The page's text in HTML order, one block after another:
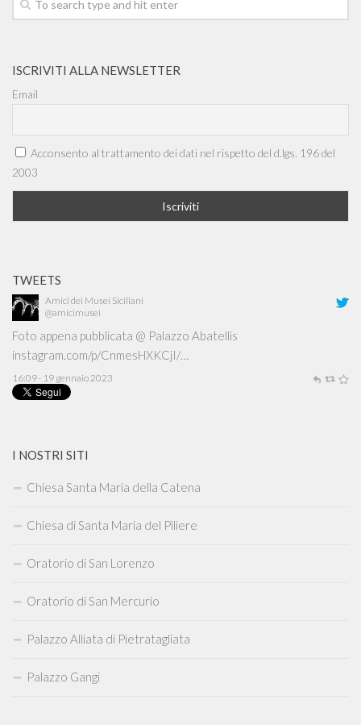
ISCRIVITI ALLA NEWSLETTER
Email
Acconsento al trattamento dei dati nel rispetto del d.lgs. 196 del
2003
TWEETS
Amici dei Musei Siciliani
@amicimusei
Foto appena pubblicata @ Palazzo Abatellis
instagram.com/p/CnmesHXKCjI/…
16:09 · 19 gennaio 2023
I NOSTRI SITI
Chiesa Santa Maria della Catena
Chiesa di Santa Maria del Piliere
Oratorio di San Lorenzo
Oratorio di San Mercurio
Palazzo Alliata di Pietratagliata
Palazzo Gangi